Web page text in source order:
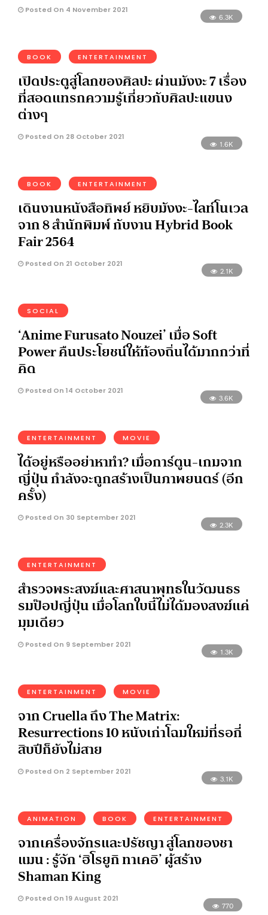
Posted On 4 November 2021
6.3K
BOOK ENTERTAINMENT
เปิดประตูสู่โลกของศิลปะ ผ่านมังงะ 7 เรื่อง
ที่สอดแทรกความรู้เกี่ยวกับศิลปะแขนง
ต่างๆ
Posted On 28 October 2021
1.6K
BOOK ENTERTAINMENT
เดินงานหนังสือทิพย์ หยิบมังงะ-ไลท์โนเวล
จาก 8 สำนักพิมพ์ กับงาน Hybrid Book
Fair 2564
Posted On 21 October 2021
2.1K
SOCIAL
‘Anime Furusato Nouzei’ เมื่อ Soft
Power คืนประโยชน์ให้ท้องถิ่นได้มากกว่าที่
คิด
Posted On 14 October 2021
3.6K
ENTERTAINMENT MOVIE
ได้อยู่หรืออย่าหาทำ? เมื่อการ์ตูน-เกมจาก
ญี่ปุ่น กำลังจะถูกสร้างเป็นภาพยนตร์ (อีก
ครั้ง)
Posted On 30 September 2021
2.3K
ENTERTAINMENT
สำรวจพระสงฆ์และศาสนาพุทธในวัฒนธร
รมป๊อปญี่ปุ่น เมื่อโลกใบนี้ไม่ได้มองสงฆ์แค่
มุมเดียว
Posted On 9 September 2021
1.3K
ENTERTAINMENT MOVIE
จาก Cruella ถึง The Matrix:
Resurrections 10 หนังเก่าโฉมใหม่ที่รอกี่
สิบปีก็ยังไม่สาย
Posted On 2 September 2021
3.1K
ANIMATION BOOK ENTERTAINMENT
จากเครื่องจักรและปรัชญา สู่โลกของชา
แมน : รู้จัก ‘ฮิโรยูกิ ทาเคอิ’ ผู้สร้าง
Shaman King
Posted On 19 August 2021
770